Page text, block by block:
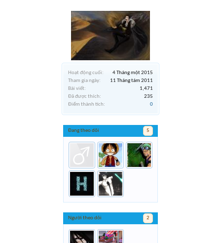
Hoạt động cuối:
4 Tháng một 2015
Tham gia ngày:
11 Tháng tám 2011
Bài viết:
1,471
Đã được thích:
235
Điểm thành tích:
0
Đang theo dõi 5
Người theo dõi 2